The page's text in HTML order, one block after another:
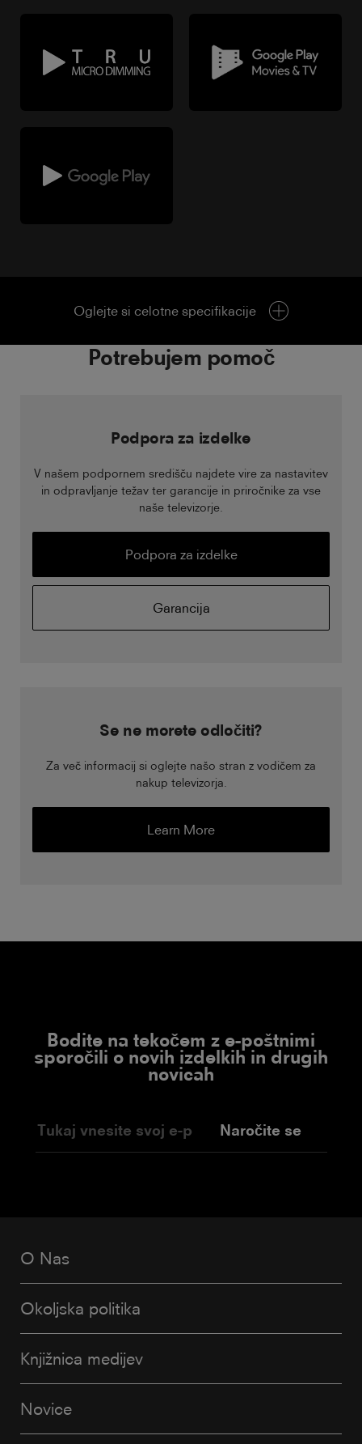
Oglejte si celotne specifikacije
Potrebujem pomoč
Podpora za izdelke
V našem podpornem središču najdete vire za nastavitev
in odpravljanje težav ter garancije in priročnike za vse
naše televizorje.
Podpora za izdelke
Garancija
Se ne morete odločiti?
Za več informacij si oglejte našo stran z vodičem za
nakup televizorja.
Learn More
Bodite na tekočem z e-poštnimi
sporočili o novih izdelkih in drugih
novicah
Naročite se
O Nas
Okoljska politika
Knjižnica medijev
Novice